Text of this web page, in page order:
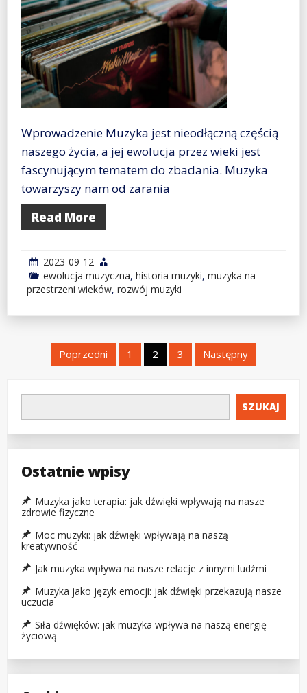
Wprowadzenie Muzyka jest nieodłączną częścią
naszego życia, a jej ewolucja przez wieki jest
fascynującym tematem do zbadania. Muzyka
towarzyszy nam od zarania
Read More
2023-09-12
ewolucja muzyczna, historia muzyki, muzyka na
przestrzeni wieków, rozwój muzyki
Stronicowanie
wpisów
Poprzedni 1 2 3 Następny
SZUKAJ
Ostatnie wpisy
Muzyka jako terapia: jak dźwięki wpływają na nasze
zdrowie fizyczne
Moc muzyki: jak dźwięki wpływają na naszą
kreatywność
Jak muzyka wpływa na nasze relacje z innymi ludźmi
Muzyka jako język emocji: jak dźwięki przekazują nasze
uczucia
Siła dźwięków: jak muzyka wpływa na naszą energię
życiową